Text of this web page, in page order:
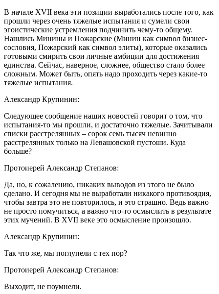
В начале XVII века эти позиции выработались после того, как
прошли через очень тяжелые испытания и сумели свои
эгоистические устремления подчинить чему-то общему.
Нашлись Минины и Пожарские (Минин как символ бизнес-
сословия, Пожарский как символ элиты), которые оказались
готовыми смирить свои личные амбиции для достижения
единства. Сейчас, наверное, сложнее, общество стало более
сложным. Может быть, опять надо проходить через какие-то
тяжелые испытания.
Александр Крупинин:
Следующее сообщение наших новостей говорит о том, что
испытания-то мы прошли, и достаточно тяжелые. Зачитывали
списки расстрелянных – сорок семь тысяч невинно
расстрелянных только на Левашовской пустоши. Куда
больше?
Протоиерей Александр Степанов:
Да, но, к сожалению, никаких выводов из этого не было
сделано. И сегодня мы не выработали никакого противоядия,
чтобы завтра это не повторилось, и это страшно. Ведь важно
не просто помучиться, а важно что-то осмыслить в результате
этих мучений. В XVII веке это осмысление произошло.
Александр Крупинин:
Так что же, мы поглупели с тех пор?
Протоиерей Александр Степанов:
Выходит, не поумнели.